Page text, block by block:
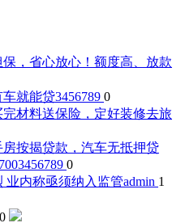
，省心放心！额度高、放款
车就能贷3456789 0
材料送保险，定好装修去旅
按揭贷款，汽车无抵押贷
3456789 0
业内称亟须纳入监管admin 1
0